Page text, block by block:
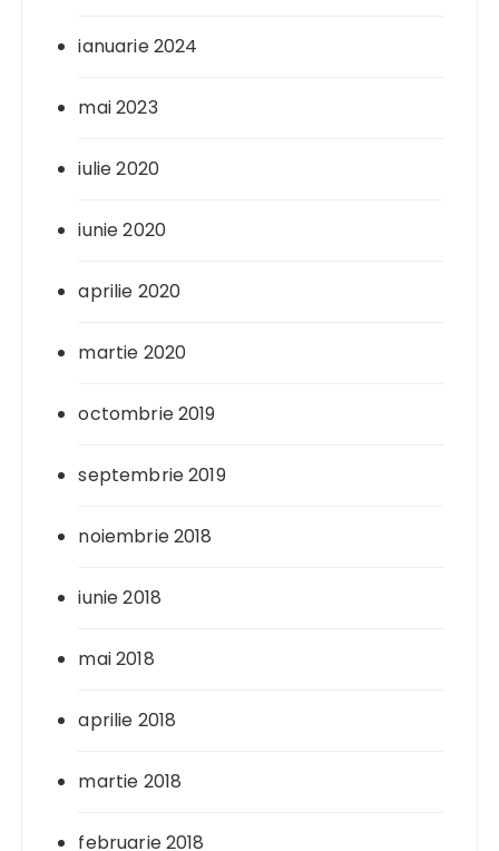
ianuarie 2024
mai 2023
iulie 2020
iunie 2020
aprilie 2020
martie 2020
octombrie 2019
septembrie 2019
noiembrie 2018
iunie 2018
mai 2018
aprilie 2018
martie 2018
februarie 2018